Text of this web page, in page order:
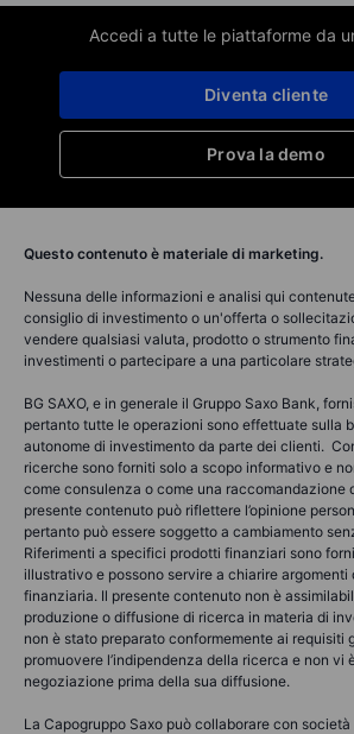
Accedi a tutte le piattaforme da
Prova la demo
Diventa cliente
Questo contenuto è materiale di marketing.
Nessuna delle informazioni e analisi qui
consiglio di investimento o un'offerta o
vendere qualsiasi valuta, prodotto o strumento
investimenti o partecipare a una particolare
BG SAXO, e in generale il Gruppo Saxo Bank,
pertanto tutte le operazioni sono effettuate sulla
autonome di investimento da parte dei clienti.
ricerche sono forniti solo a scopo informativo e
come consulenza o come una raccomandazione
presente contenuto può riflettere l’opinione
pertanto può essere soggetto a cambiamento
Riferimenti a specifici prodotti finanziari sono
illustrativo e possono servire a chiarire
finanziaria. Il presente contenuto non è
produzione o diffusione di ricerca in materia di
non è stato preparato conformemente ai requisiti
promuovere l’indipendenza della ricerca e non vi
negoziazione prima della sua diffusione.
La Capogruppo Saxo può collaborare con